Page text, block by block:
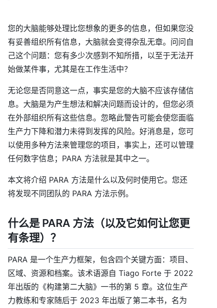
您的大脑能够处理比您想象的更多的信息，但如果您没
有妥善组织所有信息，大脑就会变得杂乱无章。问问自
己这个问题：您有多少次感到不知所措，以至于无法开
始做某件事，尤其是在工作生活中？
无论您是否同意这一点，事实是您的大脑不应该存储信
息。大脑是为产生想法和解决问题而设计的，但您必须
在外部组织所有这些信息。忽略此警告可能会使您面临
生产力下降和潜力未得到发挥的风险。好消息是，您可
以使用多种方法来管理您的项目，事实上，还可以管理
任何数字信息；PARA 方法就是其中之一。
本文将介绍 PARA 方法是什么以及何时使用它。您还
将发现不同团队的 PARA 方法示例。
什么是 PARA 方法（以及它如何让您更
有条理）？
PARA 是一个生产力框架，包含四个关键方面：项目、
区域、资源和档案。该术语源自 Tiago Forte 于 2022
年出版的《构建第二大脑》一书的第 5 章。这位生产
力教练和专家随后于 2023 年出版了第二本书，名为